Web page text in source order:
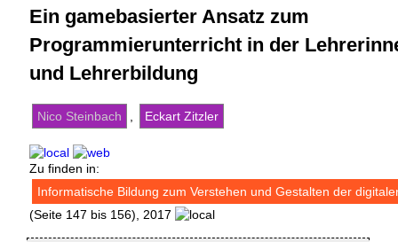
Ein gamebasierter Ansatz zum
Programmierunterricht in der
und Lehrerbildung
Nico Steinbach Eckart Zitzler
Zu finden in:
Informatische Bildung zum Verstehen und Gestalten der
(Seite 147 bis 156), 2017